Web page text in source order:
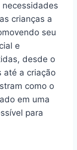
crianças a
seu
e
desde o
até a criação
como o
em uma
para